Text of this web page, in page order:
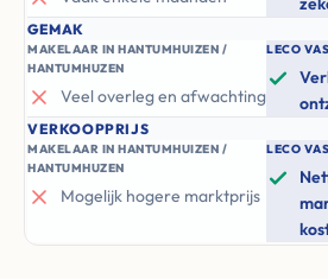
GEMAK
MAKELAAR IN HANTUMHUIZEN /
HANTUMHUZEN
Veel overleg en afwachting
LECO
VERKOOPPRIJS
MAKELAAR IN HANTUMHUIZEN /
HANTUMHUZEN
Mogelijk hogere marktprijs
LECO